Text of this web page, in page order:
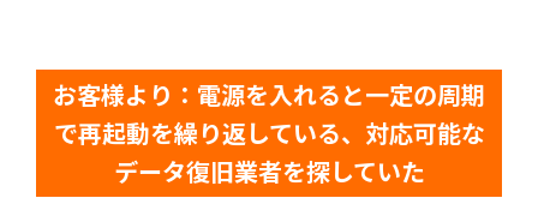
お客様より：電源を入れると一定の周期
で再起動を繰り返している、対応可能な
データ復旧業者を探していた